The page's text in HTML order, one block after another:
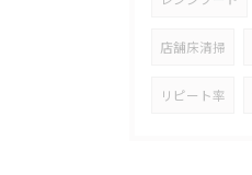
店舗床清掃
リピート率